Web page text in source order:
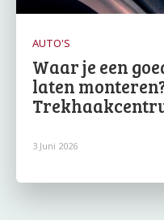
AUTO'S
Waar je een
laten
3 Juni 2026